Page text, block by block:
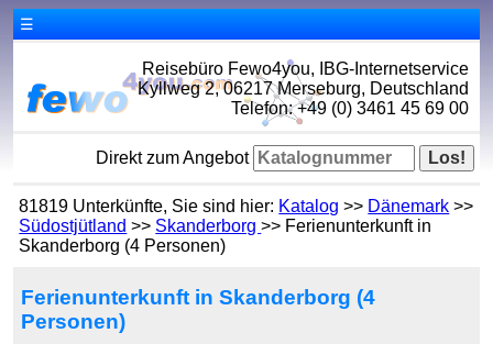
☰
Reisebüro Fewo4you, IBG-Internetservice
Kyllweg 2, 06217 Merseburg, Deutschland
Telefon: +49 (0) 3461 45 69 00
Direkt zum Angebot
81819 Unterkünfte, Sie sind hier: Katalog >> Dänemark >>
Südostjütland >> Skanderborg>> Ferienunterkunft in
Skanderborg (4 Personen)
Ferienunterkunft in Skanderborg (4
Personen)